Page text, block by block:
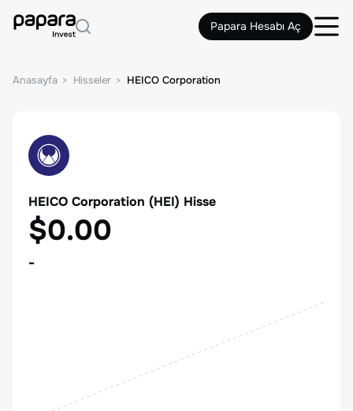
Papara Hesabı Aç
Anasayfa Hisseler HEICO Corporation
HEICO Corporation (HEI) Hisse
$0.00
-